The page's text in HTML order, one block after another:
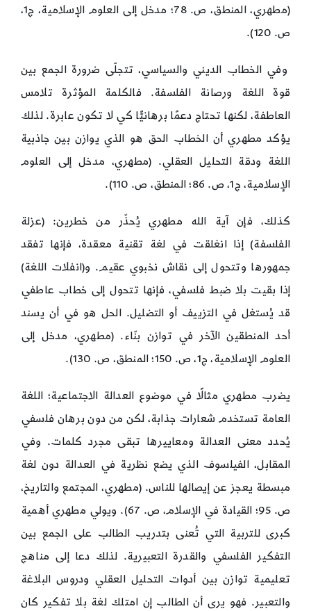
(مطهري، المنطق، ص. 78؛ مدخل إلى العلوم الإسلامية، ج1،
ص. 120).
وفي الخطاب الديني والسياسي، تتجلّى ضرورة الجمع بين
قوة اللغة ورصانة الفلسفة. فالكلمة المؤثرة تلامس
العاطفة، لكنها تحتاج دعمًا برهانيًّا كي لا تكون عابرة. لذلك
يؤكد مطهري أن الخطاب الحق هو الذي يوازن بين جاذبية
اللغة ودقة التحليل العقلي. (مطهري، مدخل إلى العلوم
الإسلامية، ج1، ص. 86؛ المنطق، ص. 110).
كذلك، فإن آية الله مطهري يُحذّر من خطرين: (عزلة
الفلسفة) إذا انغلقت في لغة تقنية معقدة، فإنها تفقد
جمهورها وتتحول إلى نقاش نخبوي عقيم. و(انفلات اللغة)
إذا بقيت بلا ضبط فلسفي، فإنها تتحول إلى خطاب عاطفي
قد يُستغل في التزييف أو التضليل. الحل هو في أن يسند
أحد المنطقين الآخر في توازن بنّاء. (مطهري، مدخل إلى
العلوم الإسلامية، ج1، ص. 150؛ المنطق، ص. 130).
يضرب مطهري مثالًا في موضوع العدالة الاجتماعية؛ اللغة
العامة تستخدم شعارات جذابة، لكن من دون برهان فلسفي
يُحدد معنى العدالة ومعاييرها تبقى مجرد كلمات. وفي
المقابل، الفيلسوف الذي يضع نظرية في العدالة دون لغة
مبسطة يعجز عن إيصالها للناس. (مطهري، المجتمع والتاريخ،
ص. 95؛ القيادة في الإسلام، ص. 67). ويولي مطهري أهمية
كبرى للتربية التي تُعنى بتدريب الطالب على الجمع بين
التفكير الفلسفي والقدرة التعبيرية. لذلك دعا إلى مناهج
تعليمية توازن بين أدوات التحليل العقلي ودروس البلاغة
والتعبير. فهو يرى أن الطالب إن امتلك لغة بلا تفكير كان